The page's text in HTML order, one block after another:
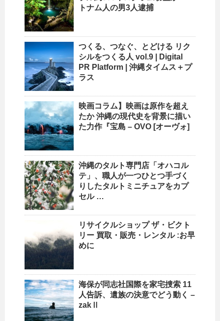
トナム人の男3人逮捕
つくる、つなぐ、とどける リク
シルをつくる人 vol.9 | Digital
PR Platform | 沖縄タイムス＋プ
ラス
映画コラム】映画は原作を超え
たか沖縄の現代史を背景に描い
た力作『宝島 – OVO [オーヴォ]
沖縄のタルト専門店「オハコル
テ」、職人が一つひとつ手づく
りしたタルトミニチュアをカプ
セル …
リサイクルショップザ・ビクト
リー 買取・販売・レンタル :お早
めに
海保が同志社国際を家宅捜索 11
人告訴、遺族の決意でどう動く –
zakⅡ